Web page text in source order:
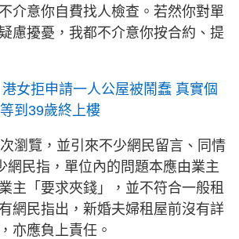
介意你自費找人檢查。若然你對單
慮擾憂，我都不介意你按合約、提
港女拒申請一人公屋被鬧蠢 真實個
到39歲終上樓
瀏覽，並引來不少網民留言、同情
網民指，單位內的問題本應由業主
主「要求夾錢」，並不符合一般租
網民指出，新婚夫婦租屋前沒有詳
亦應負上責任。